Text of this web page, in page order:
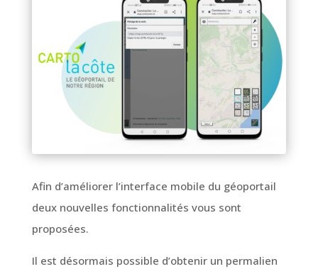
Afin d’améliorer l’interface mobile du géoportail
deux nouvelles fonctionnalités vous sont
proposées.
Il est désormais possible d’obtenir un permalien